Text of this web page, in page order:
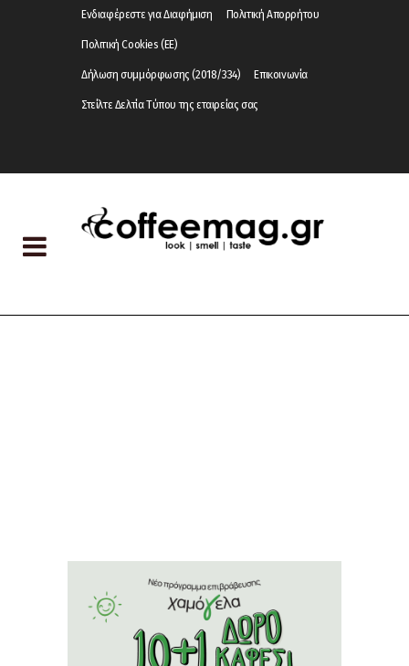
Ενδιαφέρεστε για Διαφήμιση Πολιτική Απορρήτου
Πολιτική Cookies (ΕΕ)
Δήλωση συμμόρφωσης (2018/334) Επικοινωνία
Στείλτε Δελτία Τύπου της εταιρείας σας